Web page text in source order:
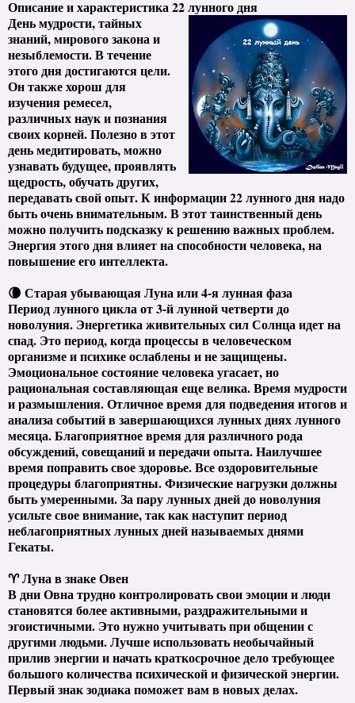
Описание и характеристика 22 лунного дня
День мудрости, тайных
знаний, мирового закона и
незыблемости. В течение
этого дня достигаются цели.
Он также хорош для
изучения ремесел,
различных наук и познания
своих корней. Полезно в этот
день медитировать, можно
узнавать будущее, проявлять
щедрость, обучать других,
передавать свой опыт. К информации 22 лунного дня надо
быть очень внимательным. В этот таинственный день
можно получить подсказку к решению важных проблем.
Энергия этого дня влияет на способности человека, на
повышение его интеллекта.
🌘 Старая убывающая Луна или 4-я лунная фаза
Период лунного цикла от 3-й лунной четверти до
новолуния. Энергетика живительных сил Солнца идет на
спад. Это период, когда процессы в человеческом
организме и психике ослаблены и не защищены.
Эмоциональное состояние человека угасает, но
рациональная составляющая еще велика. Время мудрости
и размышления. Отличное время для подведения итогов и
анализа событий в завершающихся лунных днях лунного
месяца. Благоприятное время для различного рода
обсуждений, совещаний и передачи опыта. Наилучшее
время поправить свое здоровье. Все оздоровительные
процедуры благоприятны. Физические нагрузки должны
быть умеренными. За пару лунных дней до новолуния
усильте свое внимание, так как наступит период
неблагоприятных лунных дней называемых днями
Гекаты.
♈ Луна в знаке Овен
В дни Овна трудно контролировать свои эмоции и люди
становятся более активными, раздражительными и
эгоистичными. Это нужно учитывать при общении с
другими людьми. Лучше использовать необычайный
прилив энергии и начать краткосрочное дело требующее
большого количества психической и физической энергии.
Первый знак зодиака поможет вам в новых делах.